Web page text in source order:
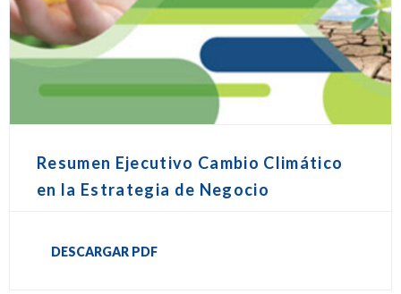
Resumen Ejecutivo Cambio Climático
en la Estrategia de Negocio
DESCARGAR PDF